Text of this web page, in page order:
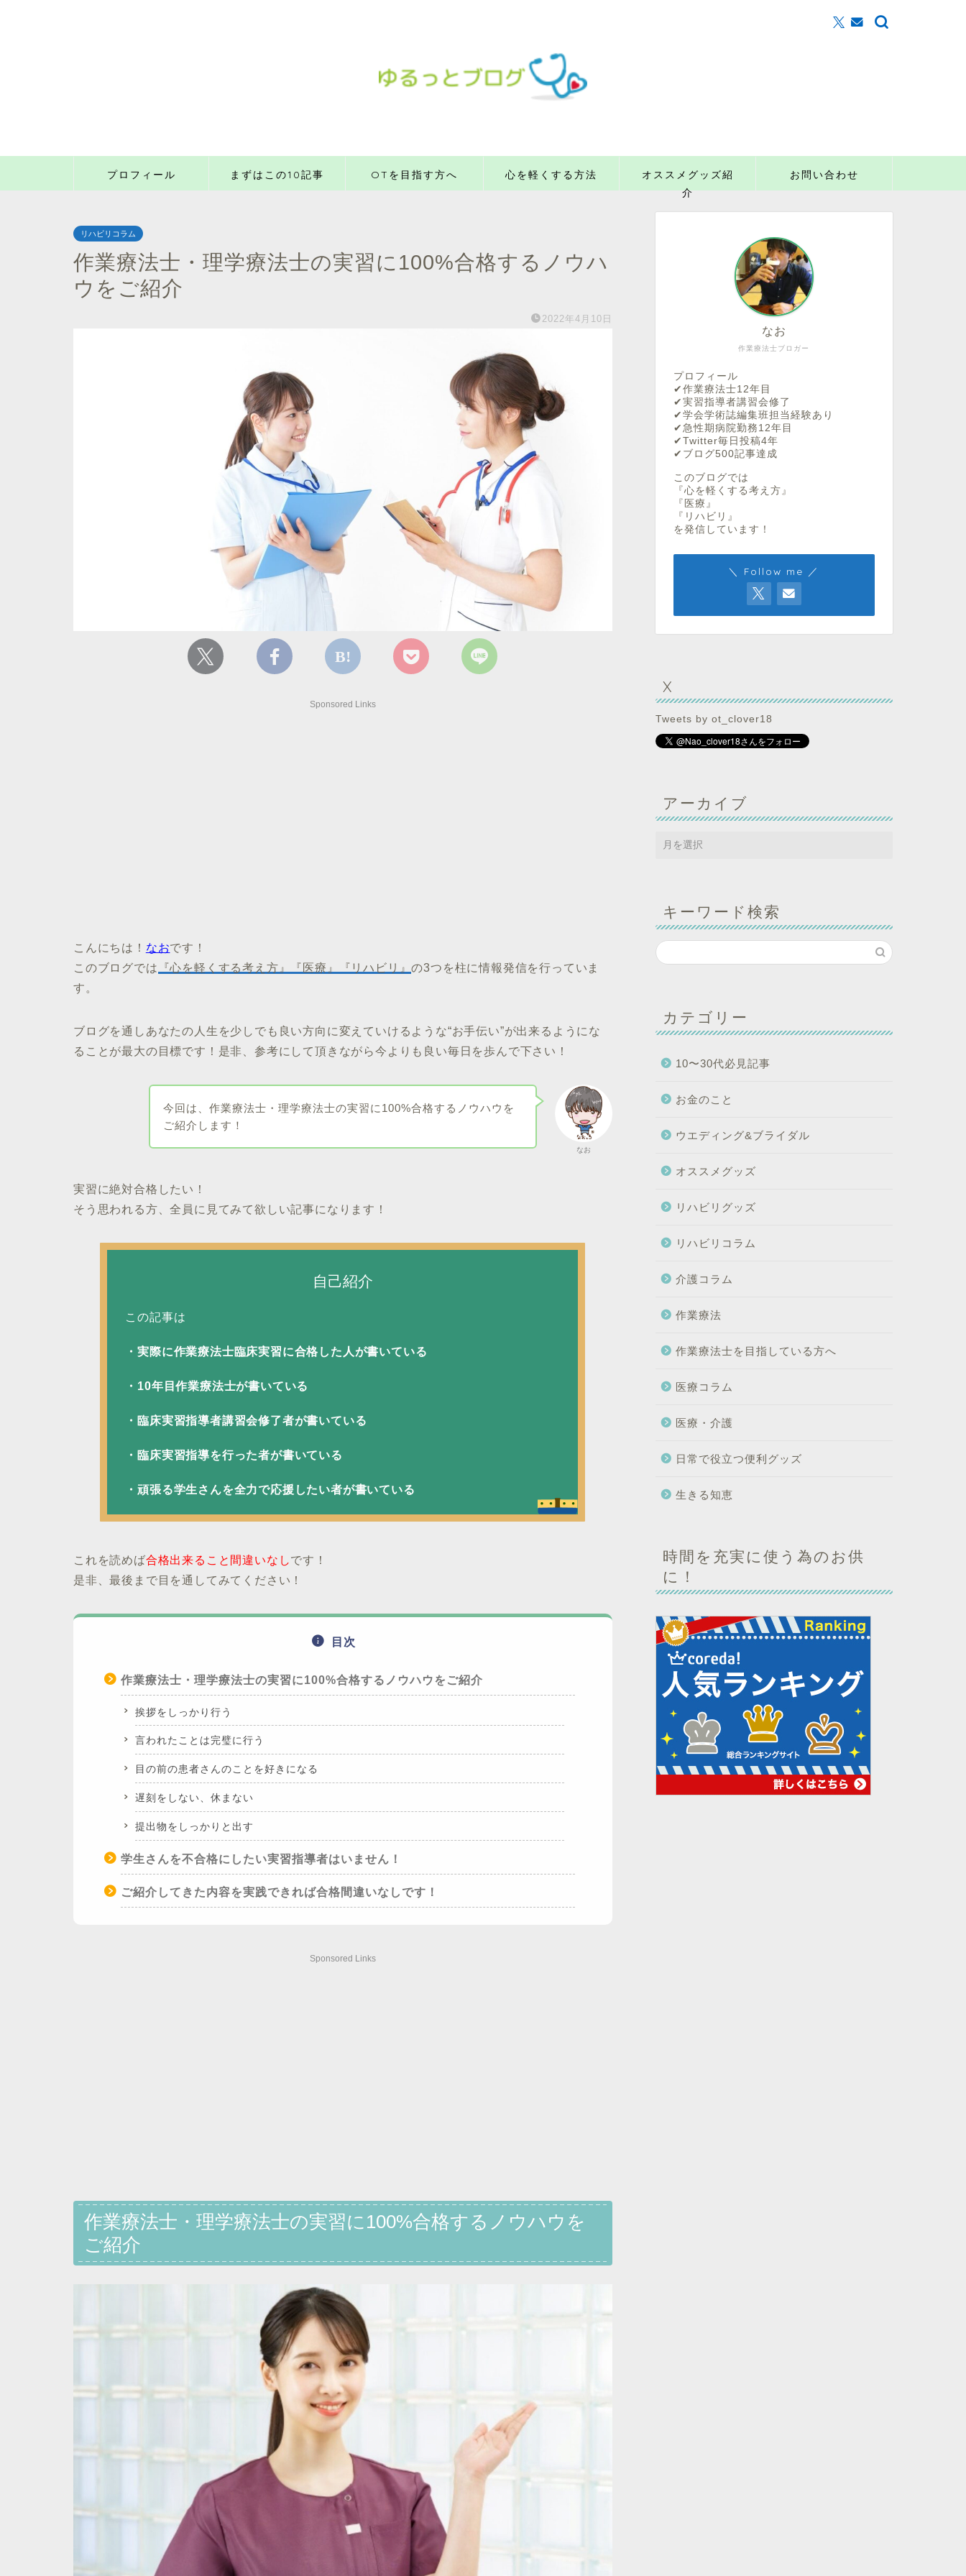
プロフィール まずはこの10記事 OTを目指す方へ 心を軽くする方法
オススメグッズ紹
介
お問い合わせ
リハビリコラム
作業療法士・理学療法士の実習に100%合格するノウハ
ウをご紹介
2022年4月10日
Sponsored Links
こんにちは！ なおです！
このブログでは 『心を軽くする考え方』『医療』『リハビリ』の3つを柱に情報発信を行っていま
す。
ブログを通しあなたの人生を少しでも良い方向に変えていけるような“お手伝い”が出来るようにな
ることが最大の目標です！是非、参考にして頂きながら今よりも良い毎日を歩んで下さい！
なお
今回は、作業療法士・理学療法士の実習に100%合格するノウハウを
ご紹介します！
実習に絶対合格したい！
そう思われる方、全員に見てみて欲しい記事になります！
自己紹介
この記事は
・実際に作業療法士臨床実習に合格した人が書いている
・10年目作業療法士が書いている
・臨床実習指導者講習会修了者が書いている
・臨床実習指導を行った者が書いている
・頑張る学生さんを全力で応援したい者が書いている
これを読めば合格出来ること間違いなしです！
是非、最後まで目を通してみてください！
目次
作業療法士・理学療法士の実習に100%合格するノウハウをご紹介
挨拶をしっかり行う
言われたことは完璧に行う
目の前の患者さんのことを好きになる
遅刻をしない、休まない
提出物をしっかりと出す
学生さんを不合格にしたい実習指導者はいません！
ご紹介してきた内容を実践できれば合格間違いなしです！
Sponsored Links
作業療法士・理学療法士の実習に100%合格するノウハウを
ご紹介
作業療法士ブロガー
なお
プロフィール
✔︎作業療法士12年目
✔︎実習指導者講習会修了
✔︎学会学術誌編集班担当経験あり
✔︎急性期病院勤務12年目
✔︎Twitter毎日投稿4年
✔︎ブログ500記事達成
このブログでは
『心を軽くする考え方』
『医療』
『リハビリ』
を発信しています！
＼ Follow me ／
X
Tweets by ot_clover18
アーカイブ
キーワード検索
カテゴリー
10〜30代必見記事
お金のこと
ウエディング&ブライダル
オススメグッズ
リハビリグッズ
リハビリコラム
介護コラム
作業療法
作業療法士を目指している方へ
医療コラム
医療・介護
日常で役立つ便利グッズ
生きる知恵
時間を充実に使う為のお供
に！